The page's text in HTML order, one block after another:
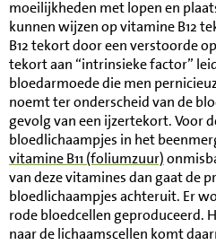
moeilijkheden met lopen en
kunnen wijzen op vitamine B12
B12 tekort door een verstoorde
tekort aan “intrinsieke factor”
bloedarmoede die men
noemt ter onderscheid van de
gevolg van een ijzertekort. Voor
bloedlichaampjes in het
vitamine B11 (foliumzuur)
van deze vitamines dan gaat de
bloedlichaampjes achteruit. Er
rode bloedcellen geproduceerd.
naar de lichaamscellen komt